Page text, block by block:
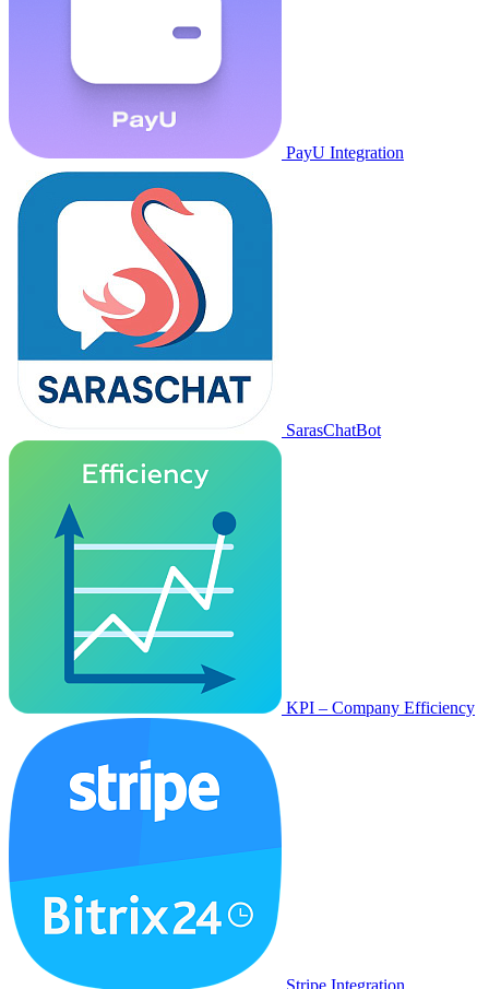
PayU Integration
SarasChatBot
KPI – Company Efficiency
Stripe Integration